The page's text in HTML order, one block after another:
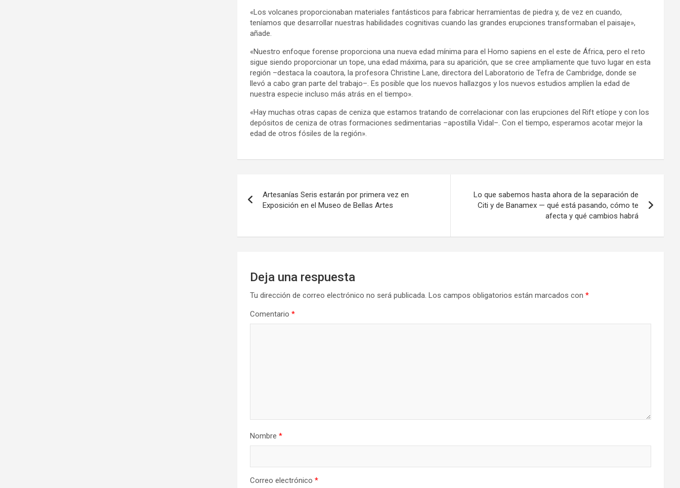
«Los volcanes proporcionaban materiales fantásticos para fabricar herramientas de piedra y, de vez en cuando,
teníamos que desarrollar nuestras habilidades cognitivas cuando las grandes erupciones transformaban el paisaje»,
añade.
«Nuestro enfoque forense proporciona una nueva edad mínima para el Homo sapiens en el este de África, pero el reto
sigue siendo proporcionar un tope, una edad máxima, para su aparición, que se cree ampliamente que tuvo lugar en esta
región –destaca la coautora, la profesora Christine Lane, directora del Laboratorio de Tefra de Cambridge, donde se
llevó a cabo gran parte del trabajo–. Es posible que los nuevos hallazgos y los nuevos estudios amplíen la edad de
nuestra especie incluso más atrás en el tiempo».
«Hay muchas otras capas de ceniza que estamos tratando de correlacionar con las erupciones del Rift etíope y con los
depósitos de ceniza de otras formaciones sedimentarias –apostilla Vidal–. Con el tiempo, esperamos acotar mejor la
edad de otros fósiles de la región».
de
Artesanías Seris estarán por primera vez en
Exposición en el Museo de Bellas Artes
Lo que sabemos hasta ahora de la separación de
Citi y de Banamex — qué está pasando, cómo te
afecta y qué cambios habrá
Deja una respuesta
Tu dirección de correo electrónico no será publicada. Los campos obligatorios están marcados con *
Comentario *
Nombre *
Correo electrónico *